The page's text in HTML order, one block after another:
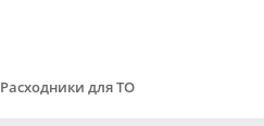
Расходники для ТО